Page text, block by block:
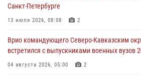
В регионах Урала бойцам Росгвардии в зону
тиражи газет
Всероссийская ведомственная акции
проходит в Сибири
Санкт-Петербурге
13 июля 2026, 08:08 2
Врио командующего Северо-Кавказским
встретился с выпускниками военных вузов
04 августа 2026, 05:00 2